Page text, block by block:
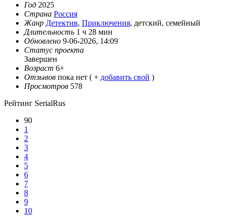
Год 2025
Страна Россия
Жанр Детектив, Приключения, детский, семейный
Длительность 1 ч 28 мин
Обновлено 9-06-2026, 14:09
Статус проекта
Завершен
Возраст 6+
Отзывов пока нет ( + добавить свой )
Просмотров 578
Рейтинг SerialRus
90
1
2
3
4
5
6
7
8
9
10